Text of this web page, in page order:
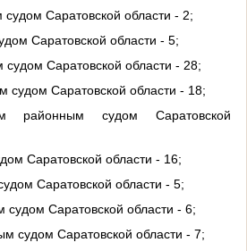
Саратовской области - 2;
Саратовской области - 5;
Саратовской области - 28;
судом Саратовской области - 18;
районным судом Саратовской
Саратовской области - 16;
Саратовской области - 5;
Саратовской области - 6;
судом Саратовской области - 7;